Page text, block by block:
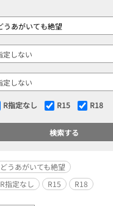
R指定なし R15 R18
どうあがいても絶望
R指定なし R15 R18